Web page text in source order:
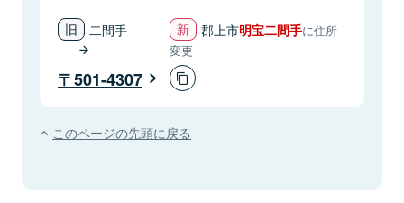
二間手 郡上市明宝二間手に住所
変更
501-4307
このページの先頭に戻る